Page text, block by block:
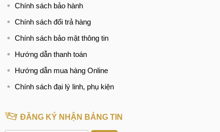
Chính sách bảo hành
Chính sách đổi trả hàng
Chính sách bảo mật thông tin
Hướng dẫn thanh toán
Hướng dẫn mua hàng Online
Chính sách đại lý linh, phụ kiện
ĐĂNG KÝ NHẬN BẢNG TIN